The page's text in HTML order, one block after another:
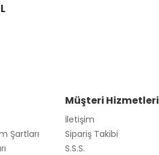
Şartları
Müşteri Hizmetleri
İletişim
Sipariş Takibi
S.S.S.